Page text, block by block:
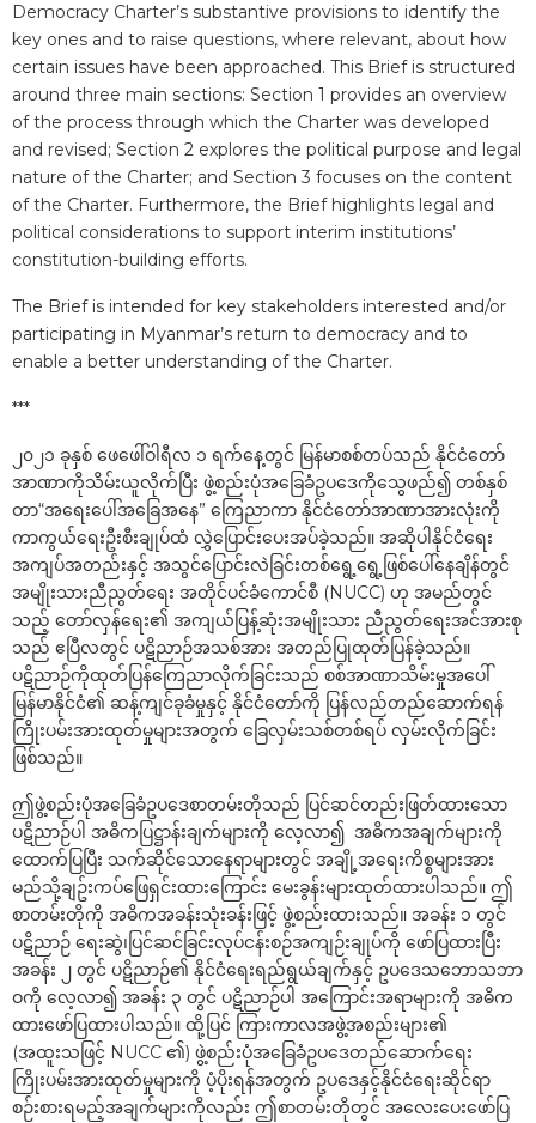
Democracy Charter’s substantive provisions to identify the
key ones and to raise questions, where relevant, about how
certain issues have been approached. This Brief is structured
around three main sections: Section 1 provides an overview
of the process through which the Charter was developed
and revised; Section 2 explores the political purpose and legal
nature of the Charter; and Section 3 focuses on the content
of the Charter. Furthermore, the Brief highlights legal and
political considerations to support interim institutions’
constitution-building efforts.
The Brief is intended for key stakeholders interested and/or
participating in Myanmar’s return to democracy and to
enable a better understanding of the Charter.
***
၂၀၂၁ ခုနှစ် ဖေဖေါ်ဝါရီလ ၁ ရက်နေ့တွင် မြန်မာစစ်တပ်သည် နိုင်ငံတော်
အာဏာကိုသိမ်းယူလိုက်ပြီး ဖွဲ့စည်းပုံအခြေခံဥပဒေကိုသွေဖည်၍ တစ်နှစ်
တာ“အရေးပေါ်အခြေအနေ” ကြေညာကာ နိုင်ငံတော်အာဏာအားလုံးကို
ကာကွယ်ရေးဦးစီးချုပ်ထံ လွှဲပြောင်းပေးအပ်ခဲ့သည်။ အဆိုပါနိုင်ငံရေး
အကျပ်အတည်းနှင့် အသွင်ပြောင်းလဲခြင်းတစ်‌ရွေ့ရွေ့ဖြစ်ပေါ်နေချိန်တွင်
အမျိုးသားညီညွတ်ရေး အတိုင်ပင်ခံကောင်စီ (NUCC) ဟု အမည်တွင်
သည့် တော်လှန်ရေး၏ အကျယ်ပြန့်ဆုံးအမျိုးသား ညီညွတ်ရေးအင်အားစု
သည် ဧပြီလတွင် ပဋိညာဉ်အသစ်အား အတည်ပြုထုတ်ပြန်ခဲ့သည်။
ပဋိညာဉ်ကိုထုတ်ပြန်ကြေညာလိုက်ခြင်းသည် စစ်အာဏာသိမ်းမှုအပေါ်
မြန်မာနိုင်ငံ၏ ဆန့်ကျင်ခုခံမှုနှင့် နိုင်ငံတော်ကို ပြန်လည်တည်ဆောက်ရန်
ကြိုးပမ်းအားထုတ်မှုများအတွက် ခြေလှမ်းသစ်တစ်ရပ် လှမ်းလိုက်ခြင်း
ဖြစ်သည်။
ဤဖွဲ့စည်းပုံအခြေခံဥပဒေစာတမ်းတိုသည် ပြင်ဆင်တည်းဖြတ်ထားသော
ပဋိညာဉ်ပါ အဓိကပြဋ္ဌာန်းချက်များကို လေ့လာ၍ အဓိကအချက်များကို
ထောက်ပြပြီး သက်ဆိုင်သောနေရာများတွင် အချို့အရေးကိစ္စများအား
မည်သို့ချဥ်းကပ်ဖြေရှင်းထားကြောင်း မေးခွန်းများထုတ်ထားပါသည်။ ဤ
စာတမ်းတိုကို အဓိကအခန်းသုံးခန်းဖြင့် ဖွဲ့စည်းထားသည်။ အခန်း ၁ တွင်
ပဋိညာဉ် ရေးဆွဲ၊ပြင်ဆင်ခြင်းလုပ်ငန်းစဉ်အကျဉ်းချုပ်ကို ဖော်ပြထားပြီး
အခန်း ၂ တွင် ပဋိညာဉ်၏ နိုင်ငံရေးရည်ရွယ်ချက်နှင့် ဥပဒေသဘောသဘာ
ဝကို လေ့လာ၍ အခန်း ၃ တွင် ပဋိညာဉ်ပါ အကြောင်းအရာများကို အဓိက
ထားဖော်ပြထားပါသည်။ ထို့ပြင် ကြားကာလအဖွဲ့အစည်းများ၏
(အထူးသဖြင့် NUCC ၏) ဖွဲ့စည်းပုံအခြေခံဥပဒေတည်ဆောက်ရေး
ကြိုးပမ်းအားထုတ်မှုများကို ပံ့ပိုးရန်အတွက် ဥပဒေနှင့်နိုင်ငံရေးဆိုင်ရာ
စဉ်းစားရမည့်အချက်များကိုလည်း ဤစာတမ်းတိုတွင် အလေးပေးဖော်ပြ